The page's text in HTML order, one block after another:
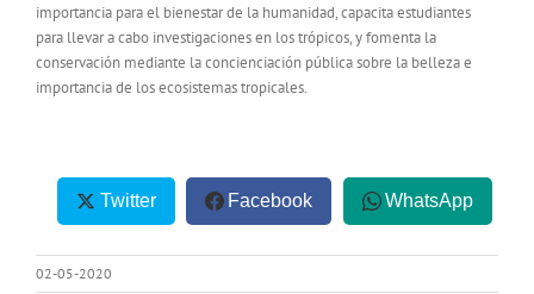
importancia para el bienestar de la humanidad, capacita estudiantes
para llevar a cabo investigaciones en los trópicos, y fomenta la
conservación mediante la concienciación pública sobre la belleza e
importancia de los ecosistemas tropicales.
Twitter Facebook WhatsApp
02-05-2020